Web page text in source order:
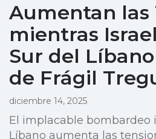
Aumentan las
mientras
Sur del
de Frágil
diciembre 14, 2025
El implacable bombardeo
Líbano aumenta las